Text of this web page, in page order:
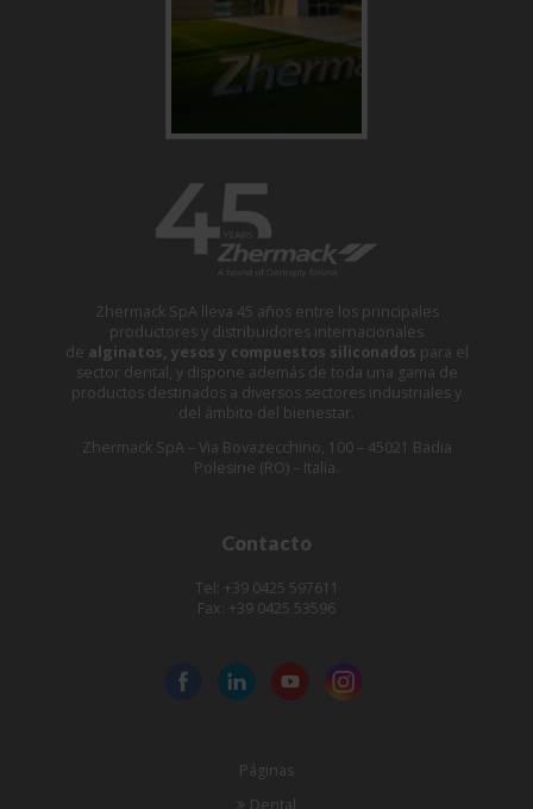
Zhermack SpA lleva 45 años entre los principales
productores y distribuidores internacionales
de alginatos, yesos y compuestos siliconados para el
sector dental, y dispone además de toda una gama de
productos destinados a diversos sectores industriales y
del ámbito del bienestar.
Zhermack SpA – Via Bovazecchino, 100 – 45021 Badia
Polesine (RO) – Italia.
Contacto
Tel: +39 0425 597611
Fax: +39 0425 53596
Páginas